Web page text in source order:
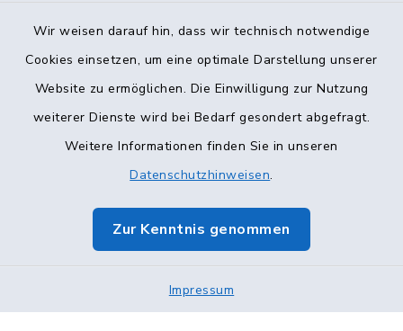
Wir weisen darauf hin, dass wir technisch notwendige
Cookies einsetzen, um eine optimale Darstellung unserer
Website zu ermöglichen. Die Einwilligung zur Nutzung
weiterer Dienste wird bei Bedarf gesondert abgefragt.
Weitere Informationen finden Sie in unseren
Datenschutzhinweisen.
Zur Kenntnis genommen
Impressum
Barrierefreiheit
Impressum
Sitemap